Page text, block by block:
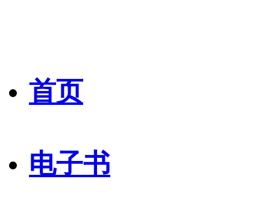
首页
电子书